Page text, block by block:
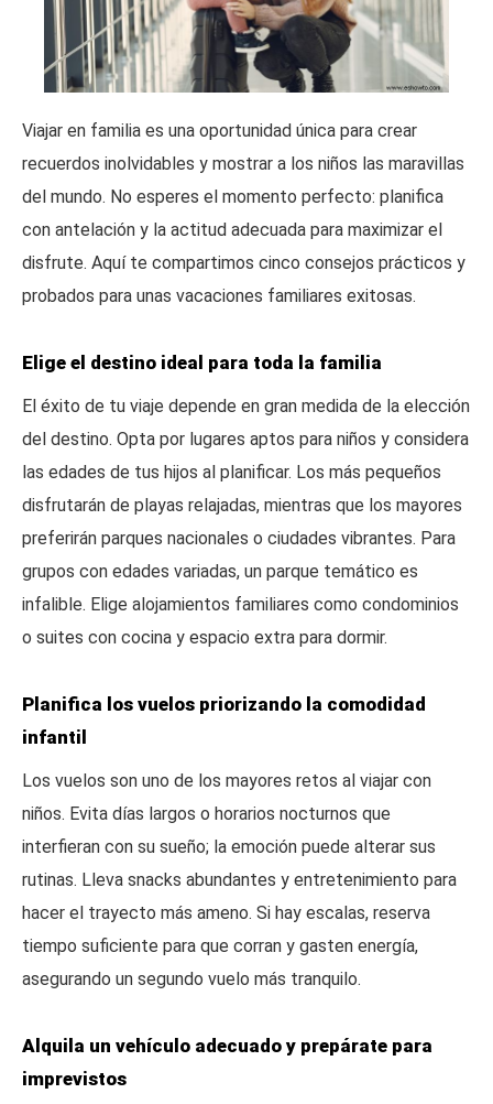
Viajar en familia es una oportunidad única para crear
recuerdos inolvidables y mostrar a los niños las maravillas
del mundo. No esperes el momento perfecto: planifica
con antelación y la actitud adecuada para maximizar el
disfrute. Aquí te compartimos cinco consejos prácticos y
probados para unas vacaciones familiares exitosas.
Elige el destino ideal para toda la familia
El éxito de tu viaje depende en gran medida de la elección
del destino. Opta por lugares aptos para niños y considera
las edades de tus hijos al planificar. Los más pequeños
disfrutarán de playas relajadas, mientras que los mayores
preferirán parques nacionales o ciudades vibrantes. Para
grupos con edades variadas, un parque temático es
infalible. Elige alojamientos familiares como condominios
o suites con cocina y espacio extra para dormir.
Planifica los vuelos priorizando la comodidad
infantil
Los vuelos son uno de los mayores retos al viajar con
niños. Evita días largos o horarios nocturnos que
interfieran con su sueño; la emoción puede alterar sus
rutinas. Lleva snacks abundantes y entretenimiento para
hacer el trayecto más ameno. Si hay escalas, reserva
tiempo suficiente para que corran y gasten energía,
asegurando un segundo vuelo más tranquilo.
Alquila un vehículo adecuado y prepárate para
imprevistos